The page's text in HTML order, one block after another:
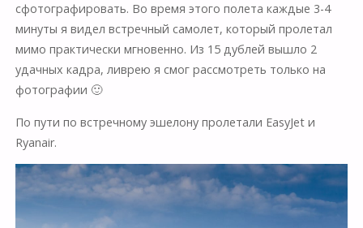
сфотографировать. Во время этого полета каждые 3-4
минуты я видел встречный самолет, который пролетал
мимо практически мгновенно. Из 15 дублей вышло 2
удачных кадра, ливрею я смог рассмотреть только на
фотографии 🙂
По пути по встречному эшелону пролетали EasyJet и
Ryanair.